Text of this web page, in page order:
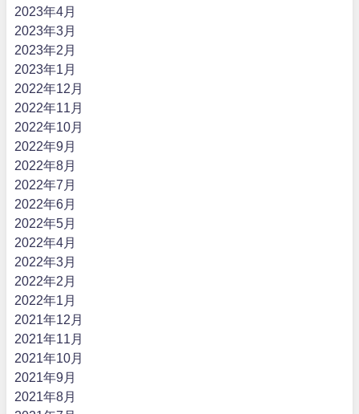
2023年4月
2023年3月
2023年2月
2023年1月
2022年12月
2022年11月
2022年10月
2022年9月
2022年8月
2022年7月
2022年6月
2022年5月
2022年4月
2022年3月
2022年2月
2022年1月
2021年12月
2021年11月
2021年10月
2021年9月
2021年8月